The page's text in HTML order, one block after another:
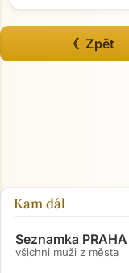
《 Zpět
Kam dál
Seznamka PRAHA
všichni muži z města